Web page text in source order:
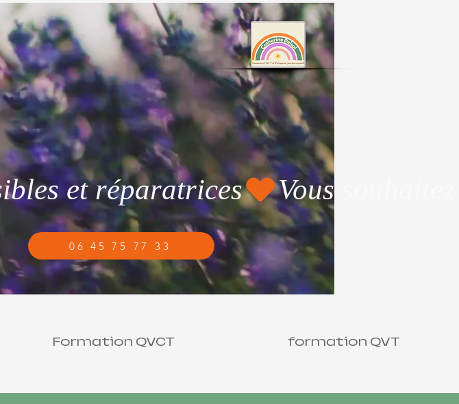
06 45 75 77 33
et réparatrices
Formation QVCT formation QVT